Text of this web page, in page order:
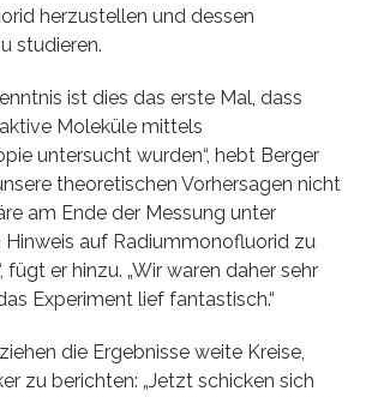
herzustellen und dessen
studieren.
ist dies das erste Mal, dass
Moleküle mittels
untersucht wurden“, hebt Berger
theoretischen Vorhersagen nicht
am Ende der Messung unter
Hinweis auf Radiummonofluorid zu
fügt er hinzu. „Wir waren daher sehr
Experiment lief fantastisch.“
die Ergebnisse weite Kreise,
zu berichten: „Jetzt schicken sich